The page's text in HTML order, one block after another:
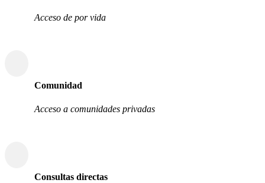
Acceso de por vida
Comunidad
Acceso a comunidades privadas
Consultas directas